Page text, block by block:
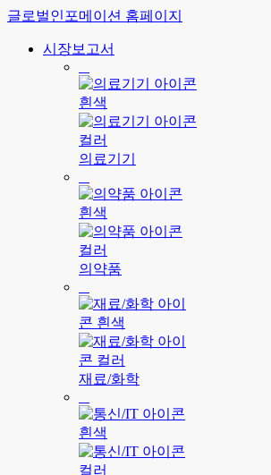
글로벌인포메이션 홈페이지
시장보고서
의료기기
의약품
재료/화학